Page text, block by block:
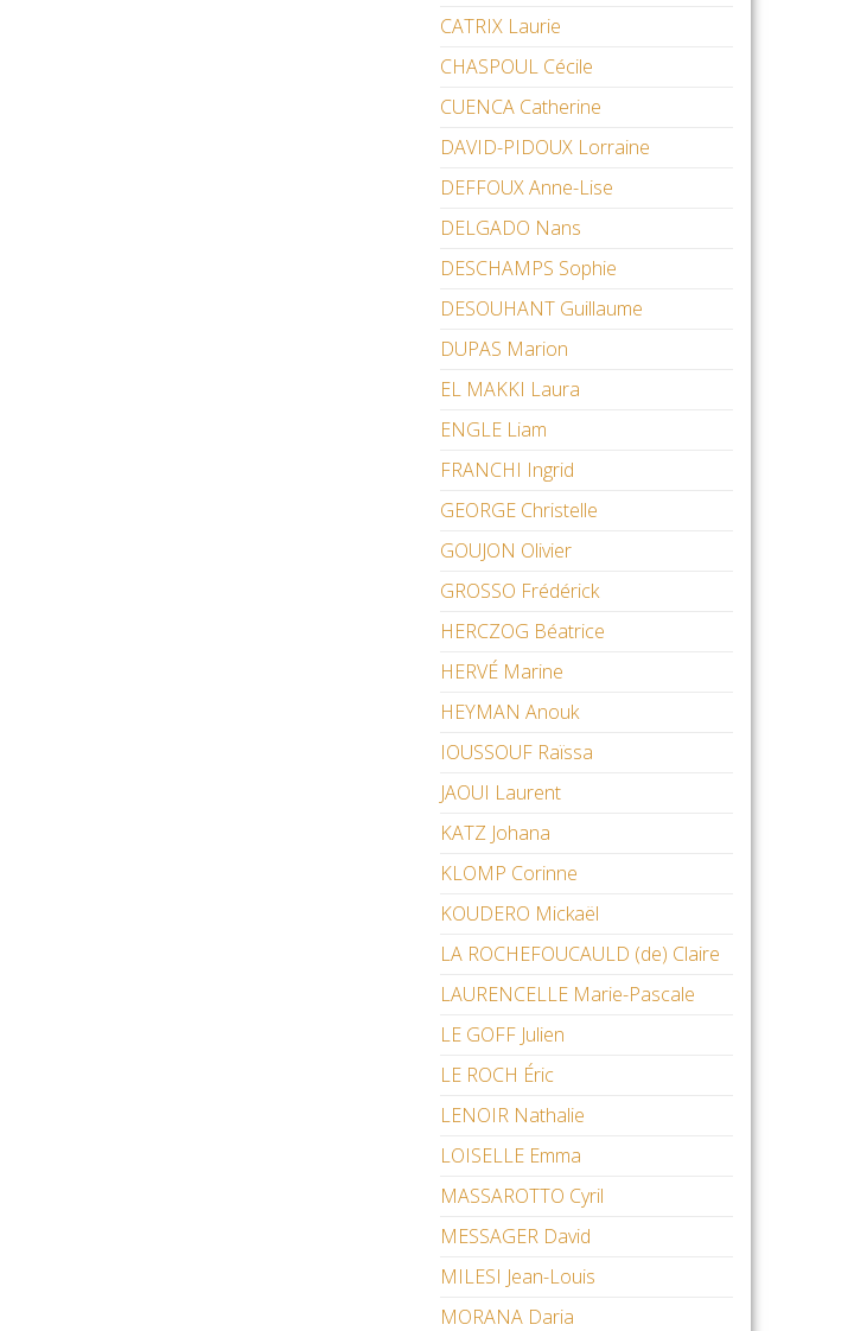
CATRIX Laurie
CHASPOUL Cécile
CUENCA Catherine
DAVID-PIDOUX Lorraine
DEFFOUX Anne-Lise
DELGADO Nans
DESCHAMPS Sophie
DESOUHANT Guillaume
DUPAS Marion
EL MAKKI Laura
ENGLE Liam
FRANCHI Ingrid
GEORGE Christelle
GOUJON Olivier
GROSSO Frédérick
HERCZOG Béatrice
HERVÉ Marine
HEYMAN Anouk
IOUSSOUF Raïssa
JAOUI Laurent
KATZ Johana
KLOMP Corinne
KOUDERO Mickaël
LA ROCHEFOUCAULD (de) Claire
LAURENCELLE Marie-Pascale
LE GOFF Julien
LE ROCH Éric
LENOIR Nathalie
LOISELLE Emma
MASSAROTTO Cyril
MESSAGER David
MILESI Jean-Louis
MORANA Daria